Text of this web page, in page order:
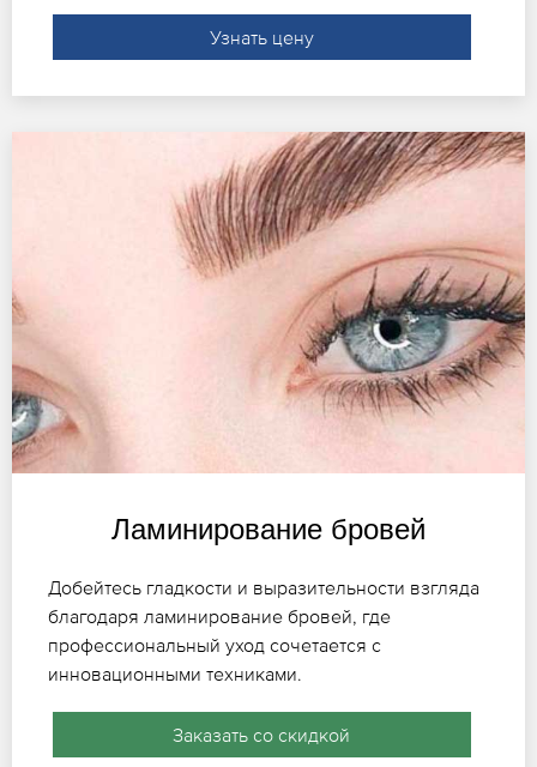
Узнать цену
Ламинирование бровей
Добейтесь гладкости и выразительности взгляда
благодаря ламинирование бровей, где
профессиональный уход сочетается с
инновационными техниками.
Заказать со скидкой